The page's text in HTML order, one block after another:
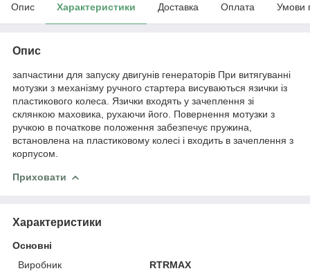
Опис Характеристики Доставка Оплата Умови
Опис
запчастини для запуску двигунів генераторів При витягуванні
мотузки з механізму ручного стартера висуваються язички із
пластикового колеса. Язички входять у зачеплення зі
склянкою маховика, рухаючи його. Повернення мотузки з
ручкою в початкове положення забезпечує пружина,
встановлена на пластиковому колесі і входить в зачеплення з
корпусом.
Приховати
Характеристики
Основні
Виробник
RTRMAX